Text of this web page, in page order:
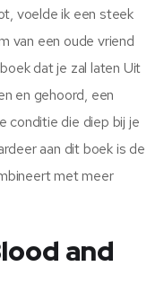
voelde ik een steek
van een oude vriend
dat je zal laten Uit
en gehoord, een
conditie die diep bij je
aan dit boek is de
met meer
and